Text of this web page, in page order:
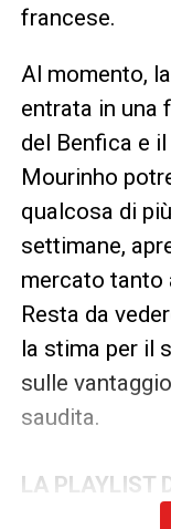
francese.
Al momento,
entrata in una
del Benfica e
Mourinho
qualcosa di
settimane,
mercato
Resta da
la stima per il
sulle
saudita.
LA PLAYLIST